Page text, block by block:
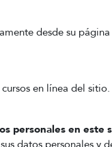
desde su
en línea del
personales en este
datos personales